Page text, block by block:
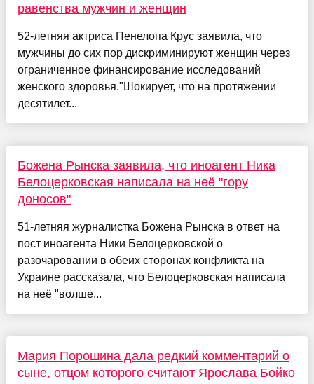
равенства мужчин и женщин
52-летняя актриса Пенелопа Крус заявила, что
мужчины до сих пор дискриминируют женщин через
ограниченное финансирование исследований
женского здоровья."Шокирует, что на протяжении
десятилет...
Божена Рынска заявила, что иноагент Ника
Белоцерковская написала на неё "гору
доносов"
51-летняя журналистка Божена Рынска в ответ на
пост иноагента Ники Белоцерковской о
разочаровании в обеих сторонах конфликта на
Украине рассказала, что Белоцерковская написала
на неё "волше...
Мария Порошина дала редкий комментарий о
сыне, отцом которого считают Ярослава Бойко